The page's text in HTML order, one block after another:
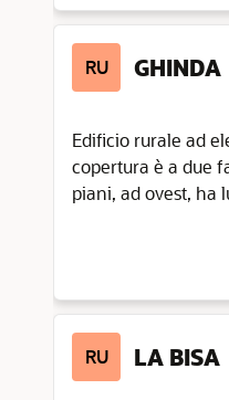
RU GHINDA
Edificio rurale ad
copertura è a due
piani, ad ovest, ha
RU LA BISA